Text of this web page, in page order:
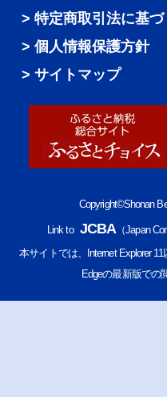
特定商取引法に基
個人情報保護方針
サイトマップ
Copyright©Shonan
Link to JCBA（Japan
本サイトでは、Internet Explorer
Edgeの最新版での